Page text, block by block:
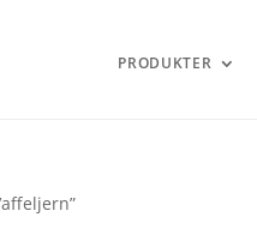
PRODUKTER